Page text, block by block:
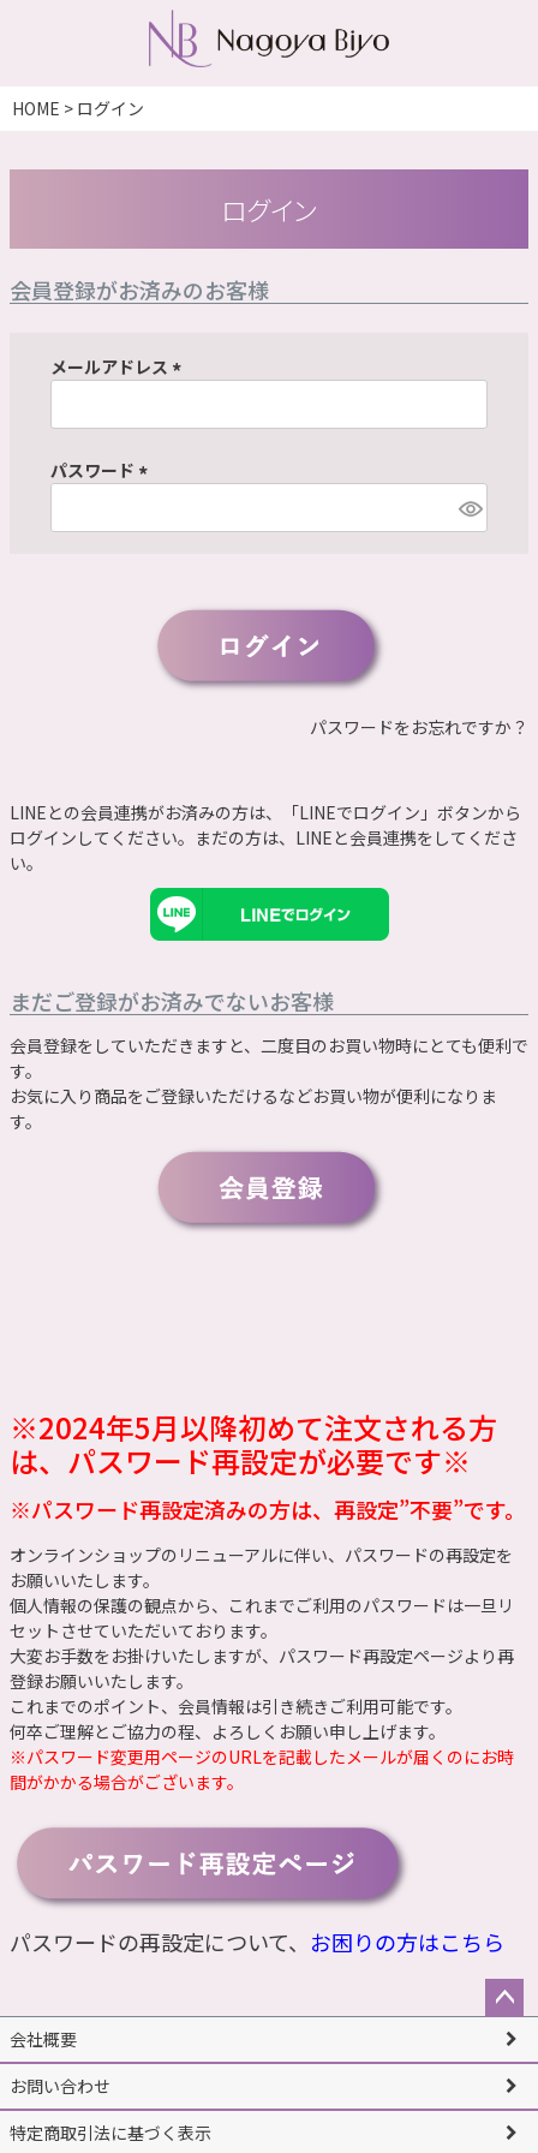
HOME ログイン
ログイン
会員登録がお済みのお客様
メールアドレス
必
パスワード
必
パスワードをお忘れですか？
LINEとの会員連携がお済みの方は、「LINEでログイン」ボタンから
ログインしてください。まだの方は、 LINEと会員連携をしてくださ
い。
まだご登録がお済みでないお客様
会員登録をしていただきますと、二度目のお買い物時にとても便利で
す。
お気に入り商品をご登録いただけるなどお買い物が便利になりま
す。
※2024年5月以降初めて注文される方
は、パスワード再設定が必要です※
※パスワード再設定済みの方は、再設定”不要”です。
オンラインショップのリニューアルに伴い、パスワードの再設定を
お願いいたします。
個人情報の保護の観点から、これまでご利用のパスワードは一旦リ
セットさせていただいております。
大変お手数をお掛けいたしますが、 パスワード再設定ページより再
登録お願いいたします。
これまでのポイント、会員情報は引き続きご利用可能です。
何卒ご理解とご協力の程、よろしくお願い申し上げます。
※パスワード変更用ページのURLを記載したメールが届くのにお時
間がかかる場合がございます。
パスワードの再設定について、 お困りの方はこちら
ペー
ップ
へ
会社概要
お問い合わせ
特定商取引法に基づく表示